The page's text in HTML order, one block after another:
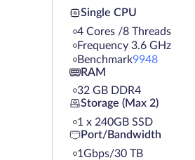
Single CPU
4 Cores /8 Threads
Frequency 3.6 GHz
Benchmark9948
RAM
32 GB DDR4
Storage (Max 2)
1 х 240GB SSD
Port/Bandwidth
1Gbps/30 TB